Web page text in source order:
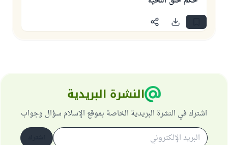
النشرة البريدية
اشترك في النشرة البريدية الخاصة بموقع الإسلام سؤال وجواب